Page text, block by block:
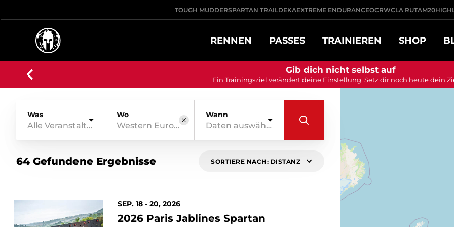
TOUGH MUDDERSPARTAN TRAILDEKAEXTREME ENDURANCEOCRWCLA RUTAM20
RENNEN PASSES TRAINIEREN SHOP
Gib dich nicht selbst auf
Ein Trainingsziel verändert deine Einstellung. Setz dir noch heute dein
Was
Alle Veranstaltungsarten
Wo Wann
Daten auswählen
64 Gefundene Ergebnisse SORTIERE NACH: DISTANZ
SEP. 18 - 20, 2026
2026 Paris Jablines Spartan